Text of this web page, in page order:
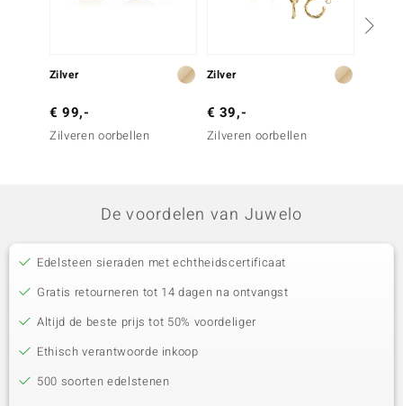
Zilver
€ 99,-
Zilveren oorbellen
Zilver
€ 39,-
Zilveren oorbellen
De voordelen van Juwelo
Edelsteen sieraden met echtheidscertificaat
Gratis retourneren tot 14 dagen na ontvangst
Altijd de beste prijs tot 50% voordeliger
Ethisch verantwoorde inkoop
500 soorten edelstenen